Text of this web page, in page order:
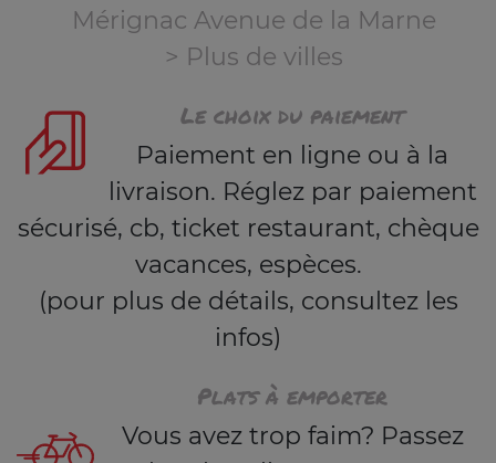
Mérignac Avenue de la Marne
> Plus de villes
Le choix du paiement
Paiement en ligne ou à la
livraison. Réglez par paiement
sécurisé, cb, ticket restaurant, chèque
vacances, espèces.
(pour plus de détails, consultez les
infos)
Plats à emporter
Vous avez trop faim? Passez